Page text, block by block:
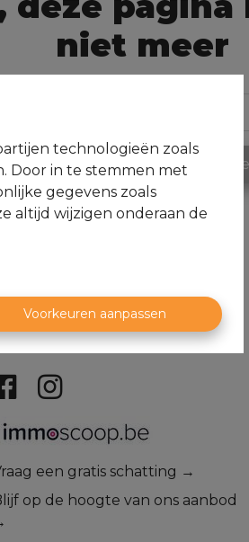
technologieën zoals
Door in te stemmen met
gegevens zoals
altijd wijzigen onderaan de
Voorkeuren aanpassen
niet meer
koop
een gratis schatting →
op de hoogte van ons aanbod